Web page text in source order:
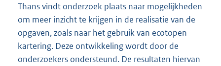
Thans vindt onderzoek plaats naar mogelijkheden
om meer inzicht te krijgen in de realisatie van de
opgaven, zoals naar het gebruik van ecotopen
kartering. Deze ontwikkeling wordt door de
onderzoekers ondersteund. De resultaten hiervan